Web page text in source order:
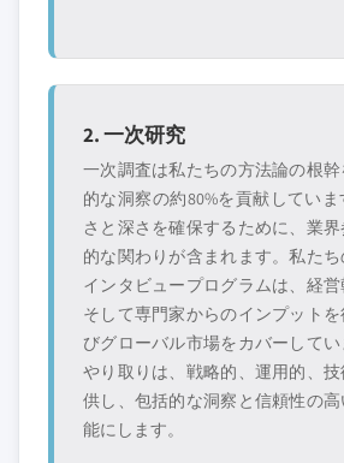
2. 一次研究
一次調査は私たちの方法論の根
的な洞察の約80%を貢献してい
さと深さを確保するために、業
的な関わりが含まれます。私た
インタビュープログラムは、経営
そして専門家からのインプット
びグローバル市場をカバーして
やり取りは、戦略的、運用的、
供し、包括的な洞察と信頼性の
能にします。